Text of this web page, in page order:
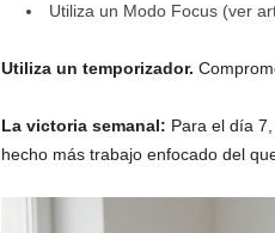
Utiliza un Modo Focus (ver
Utiliza un temporizador.
La victoria semanal: Para el día
hecho más trabajo enfocado del